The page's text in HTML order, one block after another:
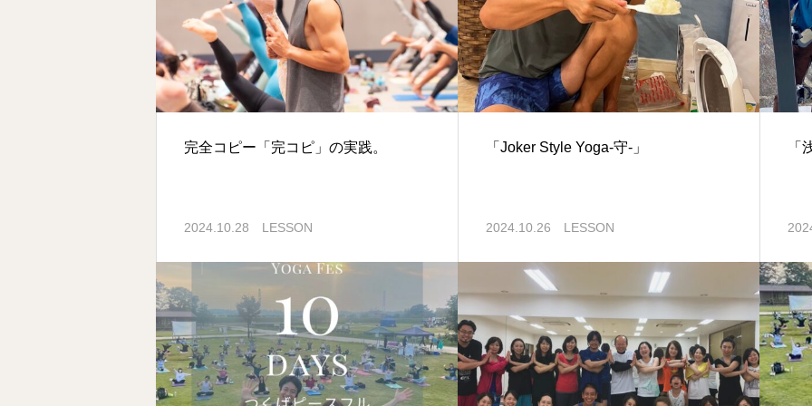
完全コピー「完コピ」の実践。
2024.10.28 LESSON
「Joker Style Yoga-守-」
2024.10.26 LESSON
「